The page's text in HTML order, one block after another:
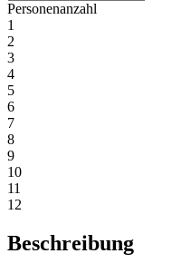
Personenanzahl
1
2
3
4
5
6
7
8
9
10
11
12
Beschreibung